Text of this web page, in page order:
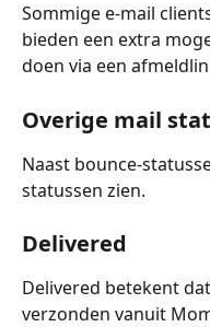
Sommige e-mail
bieden een extra
doen via een
Overige mail
Naast bounce-
statussen zien.
Delivered
Delivered betekent
verzonden vanuit